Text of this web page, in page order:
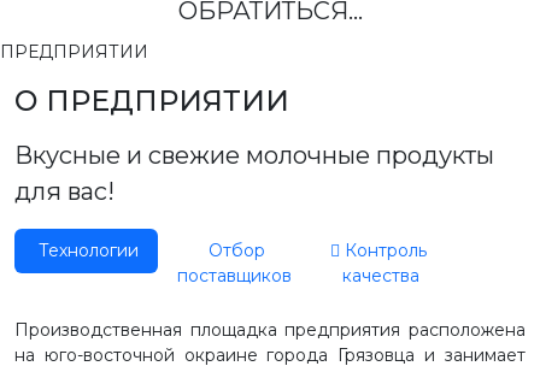
ОБРАТИТЬСЯ...
ПРЕДПРИЯТИИ
О ПРЕДПРИЯТИИ
Вкусные и свежие молочные продукты
для вас!
Технологии
Отбор
поставщиков
Контроль
качества
Производственная площадка предприятия расположена
на юго-восточной окраине города Грязовца и занимает